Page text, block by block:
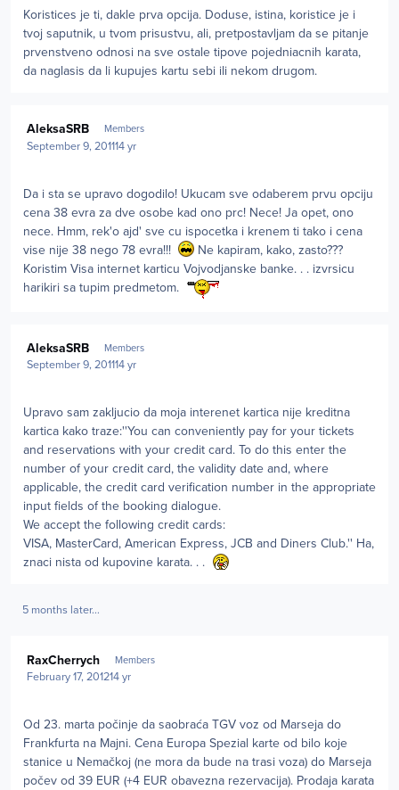
Koristices je ti, dakle prva opcija. Doduse, istina, koristice je i
tvoj saputnik, u tvom prisustvu, ali, pretpostavljam da se pitanje
prvenstveno odnosi na sve ostale tipove pojedniacnih karata,
da naglasis da li kupujes kartu sebi ili nekom drugom.
AleksaSRB Members
September 9, 201114 yr
Da i sta se upravo dogodilo! Ukucam sve odaberem prvu opciju
cena 38 evra za dve osobe kad ono prc! Nece! Ja opet, ono
nece. Hmm, rek'o ajd' sve cu ispocetka i krenem ti tako i cena
vise nije 38 nego 78 evra!!!
Ne kapiram, kako, zasto???
Koristim Visa internet karticu Vojvodjanske banke. . . izvrsicu
harikiri sa tupim predmetom.
AleksaSRB Members
September 9, 201114 yr
Upravo sam zakljucio da moja interenet kartica nije kreditna
kartica kako traze:''You can conveniently pay for your tickets
and reservations with your credit card. To do this enter the
number of your credit card, the validity date and, where
applicable, the credit card verification number in the appropriate
input fields of the booking dialogue.
We accept the following credit cards:
VISA, MasterCard, American Express, JCB and Diners Club.'' Ha,
znaci nista od kupovine karata. . .
5 months later...
RaxCherrych Members
February 17, 201214 yr
Od 23. marta počinje da saobraća TGV voz od Marseja do
Frankfurta na Majni. Cena Europa Spezial karte od bilo koje
stanice u Nemačkoj (ne mora da bude na trasi voza) do Marseja
počev od 39 EUR (+4 EUR obavezna rezervacija). Prodaja karata